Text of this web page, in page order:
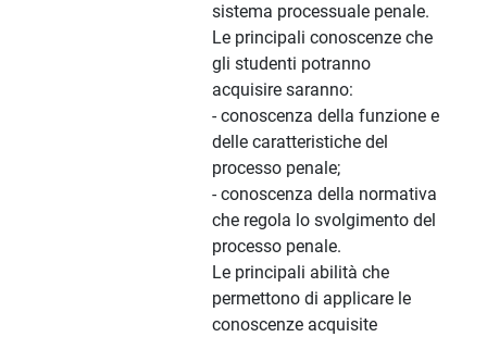
sistema processuale penale.
Le principali conoscenze che
gli studenti potranno
acquisire saranno:
- conoscenza della funzione e
delle caratteristiche del
processo penale;
- conoscenza della normativa
che regola lo svolgimento del
processo penale.
Le principali abilità che
permettono di applicare le
conoscenze acquisite